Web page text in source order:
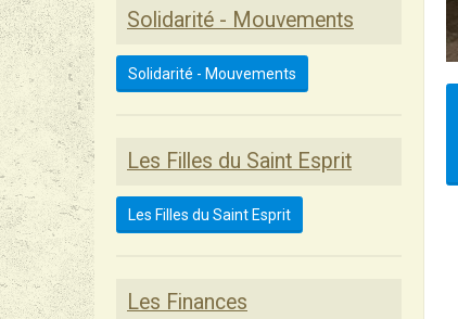
Solidarité - Mouvements
Solidarité - Mouvements
Les Filles du Saint Esprit
Les Filles du Saint Esprit
Les Finances